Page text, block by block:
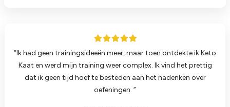
“Ik had geen trainingsideeën meer, maar toen ontdekte ik Keto
Kaat en werd mijn training weer complex. Ik vind het prettig
dat ik geen tijd hoef te besteden aan het nadenken over
oefeningen. ”